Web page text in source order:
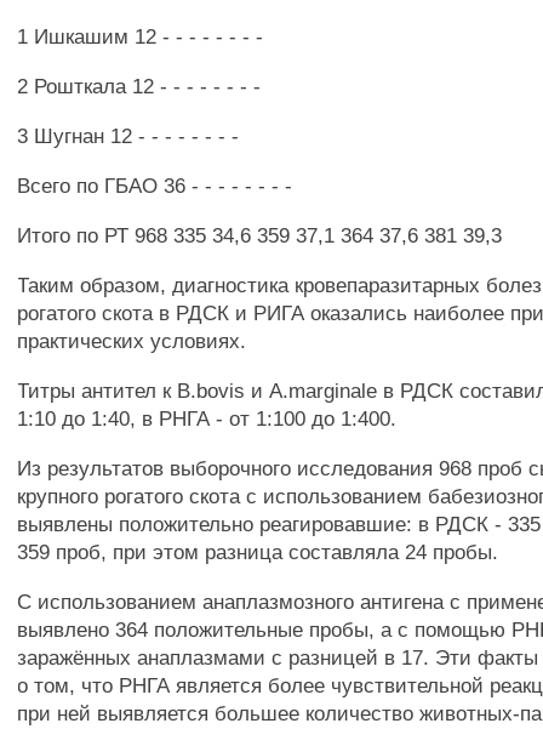
1 Ишкашим 12 - - - - - - - -
2 Рошткала 12 - - - - - - - -
3 Шугнан 12 - - - - - - - -
Всего по ГБАО 36 - - - - - - - -
Итого по РТ 968 335 34,6 359 37,1 364 37,6 381 39,3
Таким образом, диагностика кровепаразитарных
рогатого скота в РДСК и РИГА оказались наиболее
практических условиях.
Титры антител к В.bovis и А.marginale в РДСК
1:10 до 1:40, в РНГА - от 1:100 до 1:400.
Из результатов выборочного исследования 968 проб
крупного рогатого скота с использованием
выявлены положительно реагировавшие: в РДСК -
359 проб, при этом разница составляла 24 пробы.
С использованием анаплазмозного антигена с
выявлено 364 положительные пробы, а с помощью
заражённых анаплазмами с разницей в 17. Эти факты
о том, что РНГА является более чувствительной
при ней выявляется большее количество животных-